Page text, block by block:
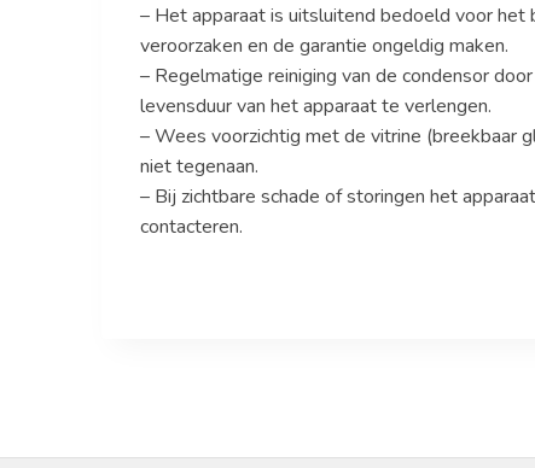
– Het apparaat is uitsluitend bedoeld voor het
veroorzaken en de garantie ongeldig maken.
– Regelmatige reiniging van de condensor
levensduur van het apparaat te verlengen.
– Wees voorzichtig met de vitrine (breekbaar
niet tegenaan.
– Bij zichtbare schade of storingen het
contacteren.